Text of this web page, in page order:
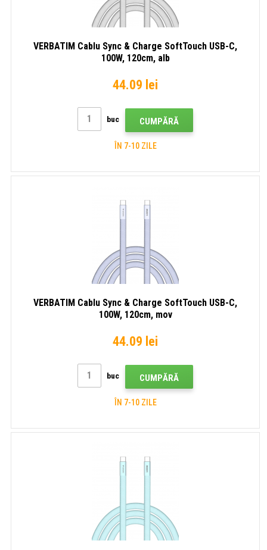
VERBATIM Cablu Sync & Charge SoftTouch USB-C,
100W, 120cm, alb
44.09 lei
buc CUMPĂRĂ
ÎN 7-10 ZILE
VERBATIM Cablu Sync & Charge SoftTouch USB-C,
100W, 120cm, mov
44.09 lei
buc CUMPĂRĂ
ÎN 7-10 ZILE